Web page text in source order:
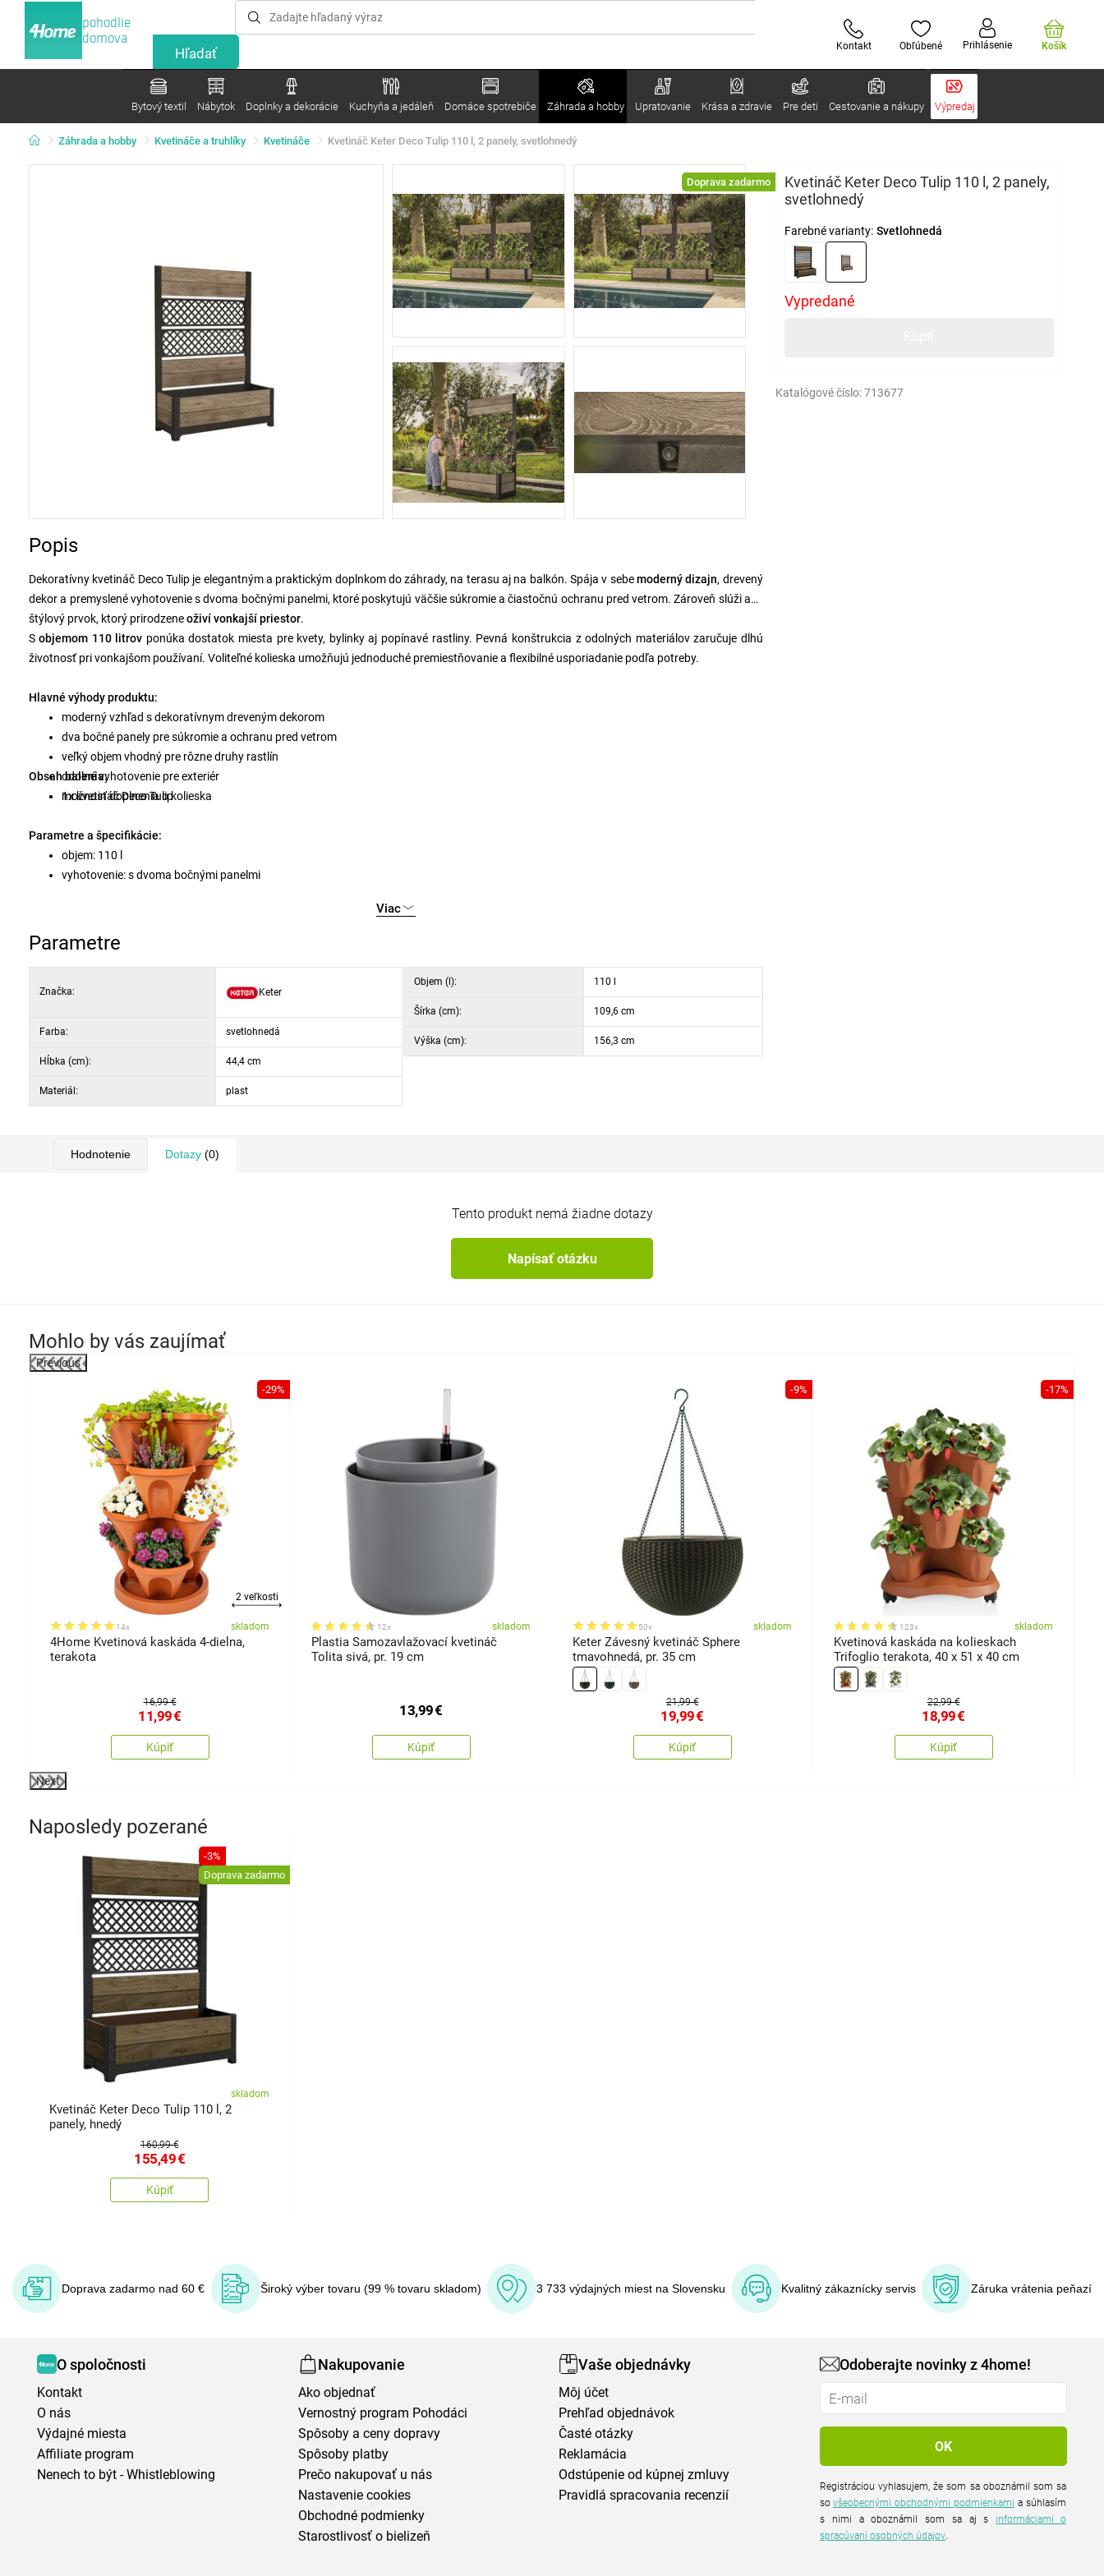
pohodlie
domova
Kontakt Obľúbené Prihlásenie Košík
Bytový textil Nábytok Doplnky a dekorácie Kuchyňa a jedáleň Domáce spotrebiče Záhrada a hobby Upratovanie Krása a zdravie Pre deti Cestovanie a nákupy Výpredaj
Záhrada a hobby Kvetináče a truhlíky Kvetináče Kvetináč Keter Deco Tulip 110 l, 2 panely, svetlohnedý
Doprava zadarmo
Kvetináč Keter Deco Tulip 110 l, 2 panely,
svetlohnedý
Farebné varianty: Svetlohnedá
Vypredané
Katalógové číslo:713677
Popis
Dekoratívny kvetináč Deco Tulip je elegantným a praktickým doplnkom do záhrady, na terasu aj na balkón. Spája v sebemoderný dizajn, drevený
dekor a premyslené vyhotovenie s dvoma bočnými panelmi, ktoré poskytujú väčšie súkromie a čiastočnú ochranu pred vetrom. Zároveň slúži ako
štýlový prvok, ktorý prirodzeneoživí vonkajší priestor.
S objemom 110 litrov ponúka dostatok miesta pre kvety, bylinky aj popínavé rastliny. Pevná konštrukcia z odolných materiálov zaručuje dlhú
životnosť pri vonkajšom používaní. Voliteľné kolieska umožňujú jednoduché premiestňovanie a flexibilné usporiadanie podľa potreby.
Hlavné výhody produktu:
moderný vzhľad s dekoratívnym dreveným dekorom
dva bočné panely pre súkromie a ochranu pred vetrom
veľký objem vhodný pre rôzne druhy rastlín
odolné vyhotovenie pre exteriér
možnosť doplnenia o kolieska
Obsah balenia:
1x kvetináč Deco Tulip
Parametre a špecifikácie:
objem: 110 l
vyhotovenie: s dvoma bočnými panelmi
kolieska: voliteľné
Viac
Parametre
Značka: Keter
Farba: svetlohnedá
Hĺbka (cm): 44,4 cm
Materiál: plast
Objem (l): 110 l
Šírka (cm): 109,6 cm
Výška (cm): 156,3 cm
Hodnotenie Dotazy (0)
Tento produkt nemá žiadne dotazy
Napísať otázku
Mohlo by vás zaujímať
Previous
-29%
2 veľkosti
14x skladom
4Home Kvetinová kaskáda 4-dielna,
terakota
16,99 €
11,99€
Kúpiť
12x skladom
Plastia Samozavlažovací kvetináč
Tolita sivá, pr. 19 cm
13,99€
Kúpiť
-9%
50x skladom
Keter Závesný kvetináč Sphere
tmavohnedá, pr. 35 cm
21,99 €
19,99€
Kúpiť
-17%
123x skladom
Kvetinová kaskáda na kolieskach
Trifoglio terakota, 40 x 51 x 40 cm
22,99 €
18,99€
Kúpiť
Next
Naposledy pozerané
-3%
Doprava zadarmo
skladom
Kvetináč Keter Deco Tulip 110 l, 2
panely, hnedý
160,99 €
155,49€
Kúpiť
Doprava zadarmo nad 60 € Široký výber tovaru (99 % tovaru skladom) 3 733 výdajných miest na Slovensku Kvalitný zákaznícky servis Záruka vrátenia peňazí
O spoločnosti
Kontakt
O nás
Výdajné miesta
Affiliate program
Nenech to být - Whistleblowing
Nakupovanie
Ako objednať
Vernostný program Pohodáci
Spôsoby a ceny dopravy
Spôsoby platby
Prečo nakupovať u nás
Nastavenie cookies
Obchodné podmienky
Starostlivosť o bielizeň
Vaše objednávky
Môj účet
Prehľad objednávok
Časté otázky
Reklamácia
Odstúpenie od kúpnej zmluvy
Pravidlá spracovania recenzií
Odoberajte novinky z 4home!
Registráciou vyhlasujem, že som sa oboznámil som sa
sovšeobecnými obchodnými podmienkami a súhlasím
s nimi a oboznámil som sa aj s informáciami o
spracúvaní osobných údajov.